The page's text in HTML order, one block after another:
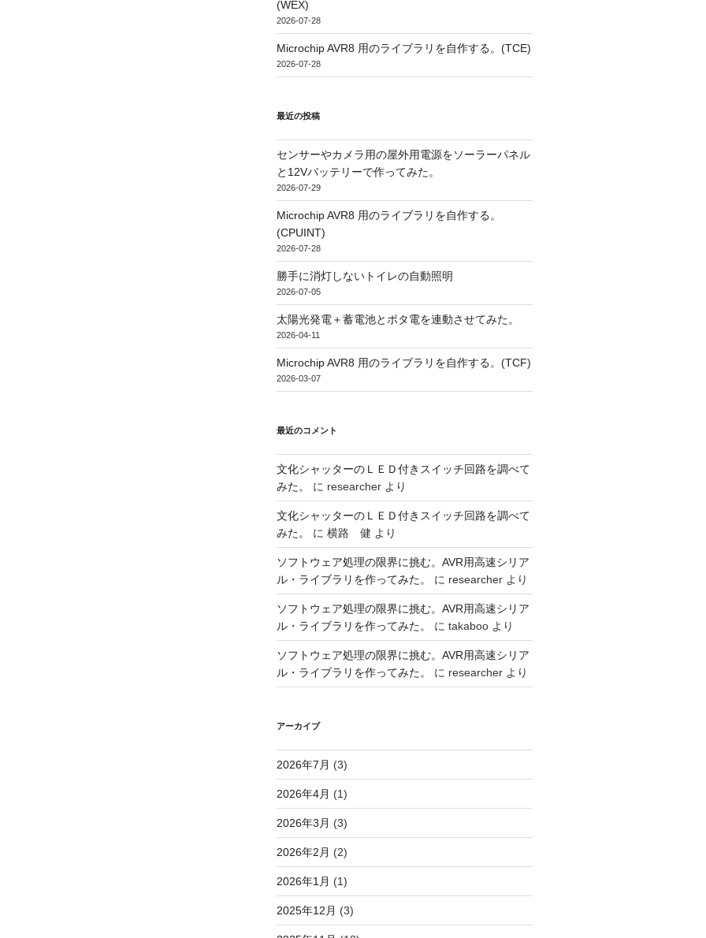
(WEX)
2026-07-28
Microchip AVR8 用のライブラリを自作する。(TCE)
2026-07-28
最近の投稿
センサーやカメラ用の屋外用電源をソーラーパネル
と12Vバッテリーで作ってみた。
2026-07-29
Microchip AVR8 用のライブラリを自作する。
(CPUINT)
2026-07-28
勝手に消灯しないトイレの自動照明
2026-07-05
太陽光発電＋蓄電池とポタ電を連動させてみた。
2026-04-11
Microchip AVR8 用のライブラリを自作する。(TCF)
2026-03-07
最近のコメント
文化シャッターのＬＥＤ付きスイッチ回路を調べて
みた。
に researcherより
文化シャッターのＬＥＤ付きスイッチ回路を調べて
みた。
に 横路 健 より
ソフトウェア処理の限界に挑む。AVR用高速シリア
ル・ライブラリを作ってみた。
に researcherより
ソフトウェア処理の限界に挑む。AVR用高速シリア
ル・ライブラリを作ってみた。
に takabooより
ソフトウェア処理の限界に挑む。AVR用高速シリア
ル・ライブラリを作ってみた。
に researcherより
アーカイブ
2026年7月 (3)
2026年4月 (1)
2026年3月 (3)
2026年2月 (2)
2026年1月 (1)
2025年12月 (3)